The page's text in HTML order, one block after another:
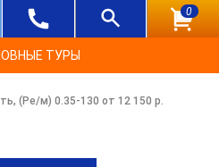
0
ТУРЫ
(Ре/м) 0.35-130 от 12 150 р.